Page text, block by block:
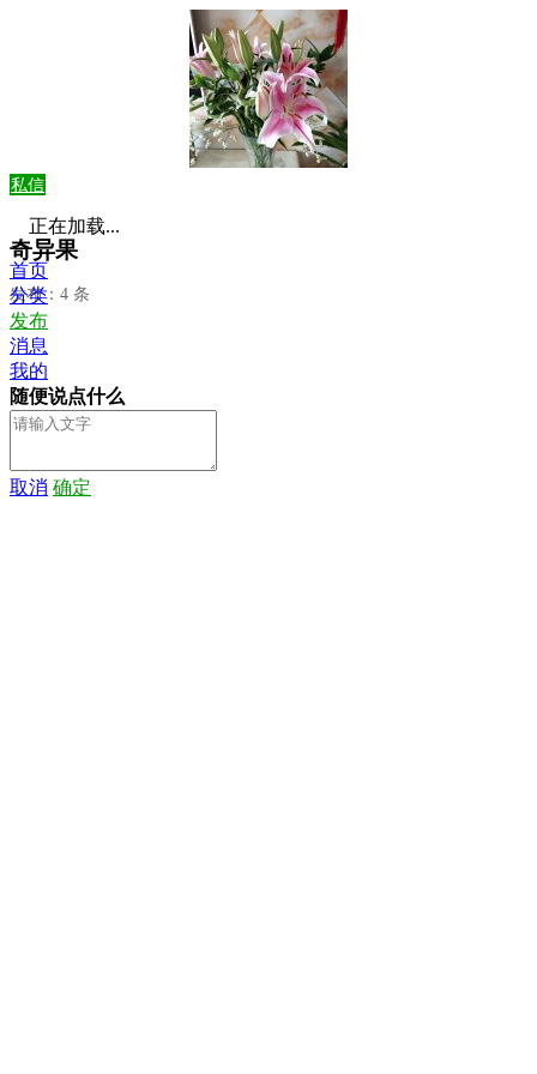
私信
奇异果
发布：4 条
正在加载...
首页
分类
发布
消息
我的
随便说点什么
取消 确定